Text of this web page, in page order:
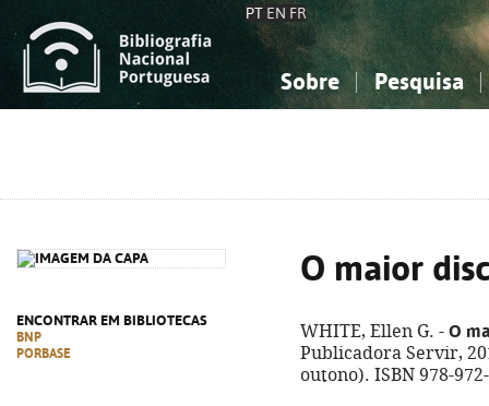
PT EN FR
Sobre Pesquisa
ENCONTRAR EM BIBLIOTECAS
BNP
PORBASE
O maior
WHITE, Ellen G. - O
Publicadora Servir,
outono). ISBN 978-